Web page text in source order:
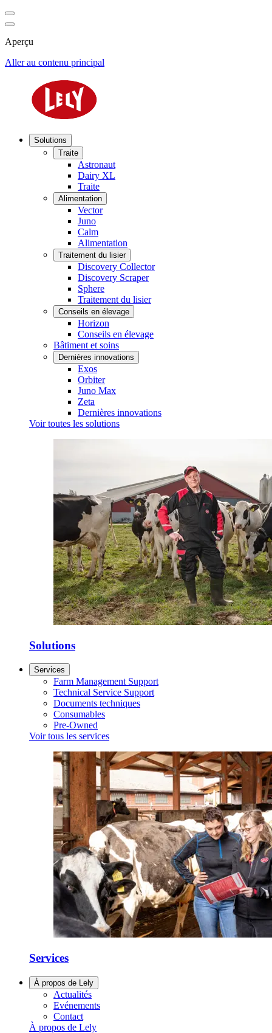
Aperçu
Aller au contenu principal
Solutions
Traite
Astronaut
Dairy XL
Traite
Alimentation
Vector
Juno
Calm
Alimentation
Traitement du lisier
Discovery Collector
Discovery Scraper
Sphere
Traitement du lisier
Conseils en élevage
Horizon
Conseils en élevage
Bâtiment et soins
Dernières innovations
Exos
Orbiter
Juno Max
Zeta
Dernières innovations
Voir toutes les solutions
Solutions
Services
Farm Management Support
Technical Service Support
Documents techniques
Consumables
Pre-Owned
Voir tous les services
Services
À propos de Lely
Actualités
Evénements
Contact
À propos de Lely